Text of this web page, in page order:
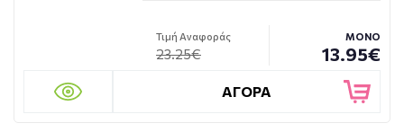
Τιμή Αναφοράς
23.25€
ΜΟΝΟ
13.95€
ΑΓΟΡΑ